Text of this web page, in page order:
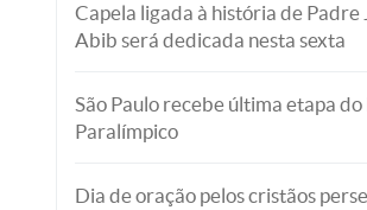
Capela ligada à história de Padre
Abib será dedicada nesta sexta
São Paulo recebe última etapa
Paralímpico
Dia de oração pelos cristãos